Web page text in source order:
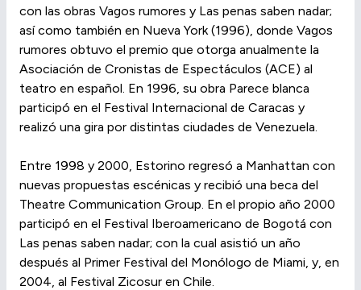
con las obras Vagos rumores y Las penas saben nadar;
así como también en Nueva York (1996), donde Vagos
rumores obtuvo el premio que otorga anualmente la
Asociación de Cronistas de Espectáculos (ACE) al
teatro en español. En 1996, su obra Parece blanca
participó en el Festival Internacional de Caracas y
realizó una gira por distintas ciudades de Venezuela.
Entre 1998 y 2000, Estorino regresó a Manhattan con
nuevas propuestas escénicas y recibió una beca del
Theatre Communication Group. En el propio año 2000
participó en el Festival Iberoamericano de Bogotá con
Las penas saben nadar; con la cual asistió un año
después al Primer Festival del Monólogo de Miami, y, en
2004, al Festival Zicosur en Chile.